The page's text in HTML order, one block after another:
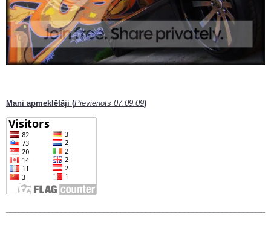
Mani apmeklētāji (Pievienots 07.09.09)